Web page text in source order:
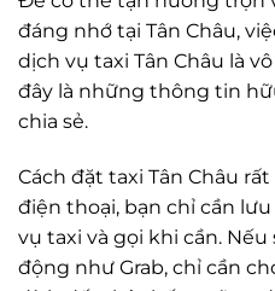
đáng nhớ tại Tân Châu,
dịch vụ taxi Tân Châu là
đây là những thông tin
chia sẻ.
Cách đặt taxi Tân Châu
điện thoại, bạn chỉ cần
vụ taxi và gọi khi cần.
động như Grab, chỉ cần